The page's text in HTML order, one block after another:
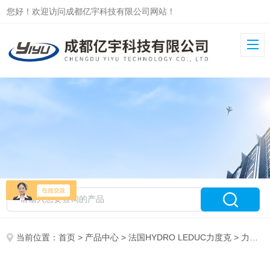
您好！欢迎访问成都亿宇科技有限公司网站！
当前位置：首页 > 产品中心 >法国HYDRO LEDUC力度克 > 力度克泵